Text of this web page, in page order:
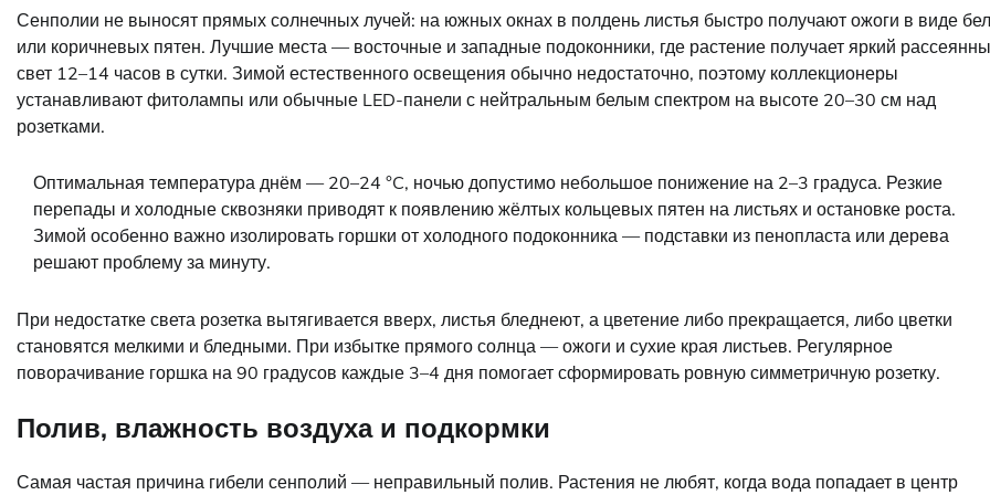
Сенполии не выносят прямых солнечных лучей: на южных окнах в полдень листья быстро получают ожоги в виде
или коричневых пятен. Лучшие места — восточные и западные подоконники, где растение получает яркий
свет 12–14 часов в сутки. Зимой естественного освещения обычно недостаточно, поэтому коллекционеры
устанавливают фитолампы или обычные LED-панели с нейтральным белым спектром на высоте 20–30 см над
розетками.
Оптимальная температура днём — 20–24 °C, ночью допустимо небольшое понижение на 2–3 градуса. Резкие
перепады и холодные сквозняки приводят к появлению жёлтых кольцевых пятен на листьях и остановке роста.
Зимой особенно важно изолировать горшки от холодного подоконника — подставки из пенопласта или дерева
решают проблему за минуту.
При недостатке света розетка вытягивается вверх, листья бледнеют, а цветение либо прекращается, либо цветки
становятся мелкими и бледными. При избытке прямого солнца — ожоги и сухие края листьев. Регулярное
поворачивание горшка на 90 градусов каждые 3–4 дня помогает сформировать ровную симметричную розетку.
Полив, влажность воздуха и подкормки
Самая частая причина гибели сенполий — неправильный полив. Растения не любят, когда вода попадает в центр